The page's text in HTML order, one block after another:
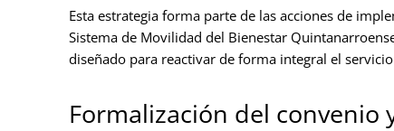
Esta estrategia forma parte de las acciones de
Sistema de Movilidad del Bienestar
diseñado para reactivar de forma integral el
Formalización del convenio